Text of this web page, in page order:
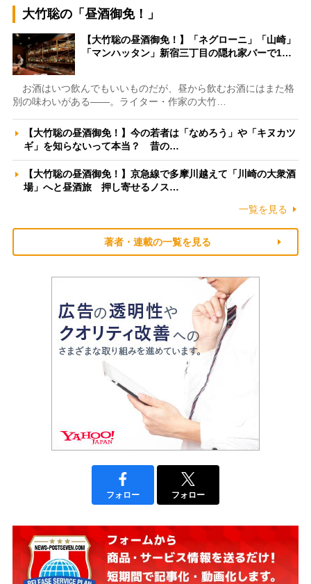
大竹聡の「昼酒御免！」
【大竹聡の昼酒御免！】「ネグローニ」「山崎」
「マンハッタン」新宿三丁目の隠れ家バーで1…
お酒はいつ飲んでもいいものだが、昼から飲むお酒にはまた格
別の味わいがある――。ライター・作家の大竹…
【大竹聡の昼酒御免！】今の若者は「なめろう」や「キヌカツ
ギ」を知らないって本当？ 昔の…
【大竹聡の昼酒御免！】京急線で多摩川越えて「川崎の大衆酒
場」へと昼酒旅 押し寄せるノス…
一覧を見る
著者・連載の一覧を見る
フォロー フォロー